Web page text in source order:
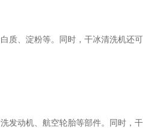
质、淀粉等。同时，干冰清洗机还
发动机、航空轮胎等部件。同时，